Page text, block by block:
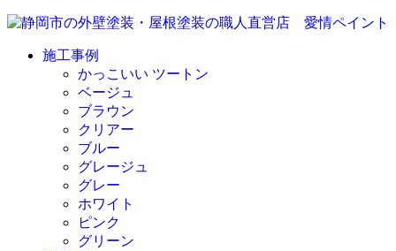
施工事例
かっこいい ツートン
ベージュ
ブラウン
クリアー
ブルー
グレージュ
グレー
ホワイト
ピンク
グリーン